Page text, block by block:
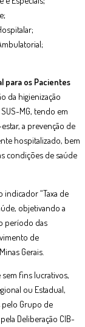
para os Pacientes
da higienização
MG, tendo em
a prevenção de
hospitalizado, bem
condições de saúde
indicador “Taxa de
objetivando a
período das
de
Gerais.
fins lucrativos,
ou Estadual,
Grupo de
Deliberação CIB-